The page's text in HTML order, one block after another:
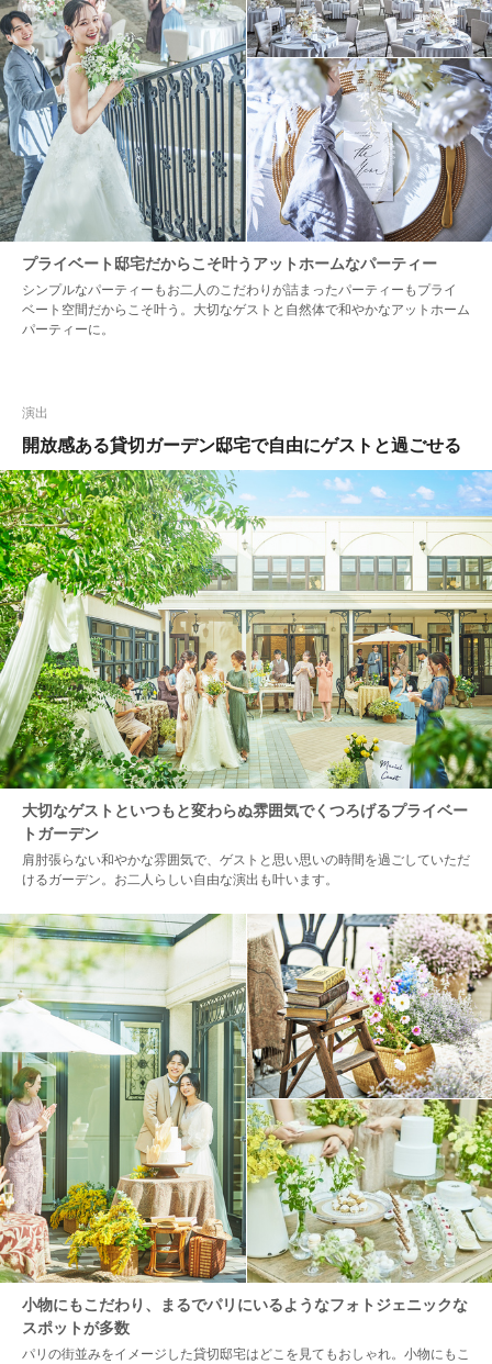
プライベート邸宅だからこそ叶うアットホームなパーティー
シンプルなパーティーもお二人のこだわりが詰まったパーティーもプライ
ベート空間だからこそ叶う。大切なゲストと自然体で和やかなアットホーム
パーティーに。
開放感ある貸切ガーデン邸宅で自由にゲストと過ごせる
演出
大切なゲストといつもと変わらぬ雰囲気でくつろげるプライベー
トガーデン
肩肘張らない和やかな雰囲気で、ゲストと思い思いの時間を過ごしていただ
けるガーデン。お二人らしい自由な演出も叶います。
小物にもこだわり、まるでパリにいるようなフォトジェニックな
スポットが多数
パリの街並みをイメージした貸切邸宅はどこを見てもおしゃれ。小物にもこ